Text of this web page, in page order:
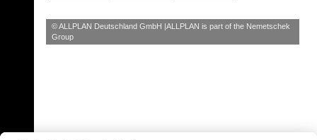
© ALLPLAN Deutschland GmbH ALLPLAN is part of the Nemetschek
Group